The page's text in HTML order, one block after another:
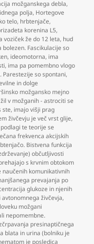
možganskega debla,
polja, Hortegove
telo, hrbtenjače,
korenina L5,
voziček že do 12 leta, hud
bolezen. Fascikulacije so
, ideomotorna, ima
, ima pa pomembno vlogo
so spontani,
in dolge
možgansko mejno
v možganih - astrociti se
ste, imajo višji prag
živčevju je več vrst glije,
te teorije se
frekvenca akcijskih
Bistvena funkcija
občutljivosti
s krvnim obtokom
naučenih komunikativnih
prevajanja po
glukoze in njenih
živčevja,
možgani
nepomembne.
presinaptičnega
blata in urina (bolniku je
je posledica